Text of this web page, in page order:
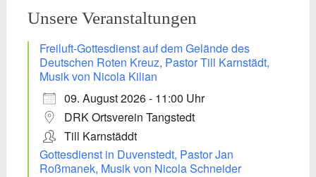
Unsere Veranstaltungen
Freiluft-Gottesdienst auf dem Gelände des
Deutschen Roten Kreuz, Pastor Till Karnstädt,
Musik von Nicola Kilian
09. August 2026 - 11:00 Uhr
DRK Ortsverein Tangstedt
Till Karnstäddt
Gottesdienst in Duvenstedt, Pastor Jan
Roßmanek, Musik von Nicola Schneider